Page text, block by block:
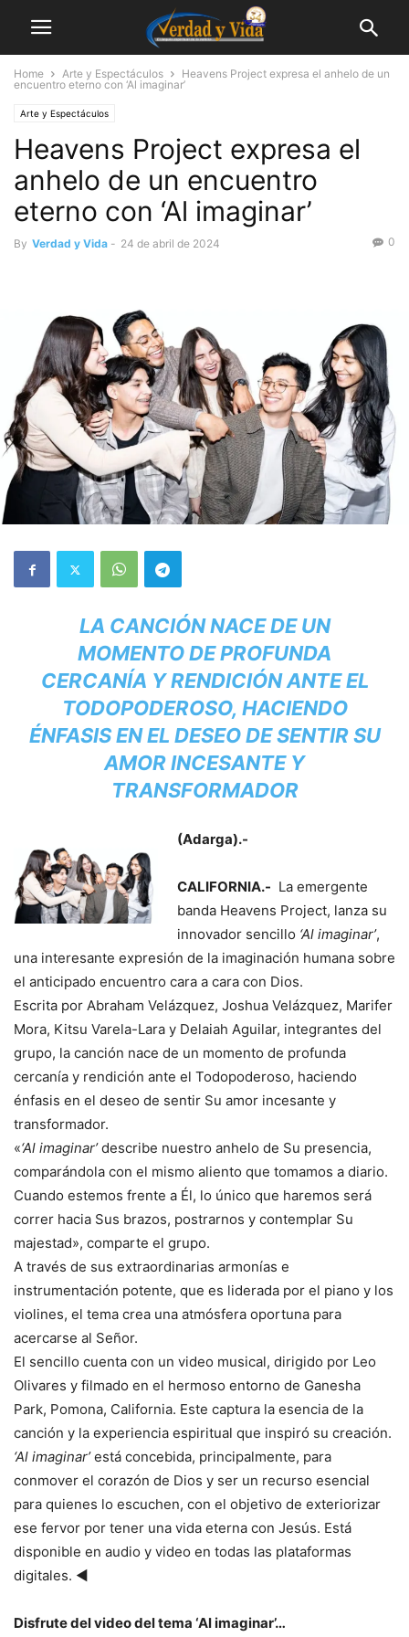
Home Arte y Espectáculos
Heavens Project expresa el anhelo de un
encuentro eterno con ‘Al imaginar’
Arte y Espectáculos
Heavens Project expresa el
anhelo de un encuentro
eterno con ‘Al imaginar’
By Verdad y Vida - 24 de abril de 2024 0
LA CANCIÓN NACE DE UN
MOMENTO DE PROFUNDA
CERCANÍA Y RENDICIÓN ANTE EL
TODOPODEROSO, HACIENDO
ÉNFASIS EN EL DESEO DE SENTIR SU
AMOR INCESANTE Y
TRANSFORMADOR
(Adarga).-
CALIFORNIA.- La emergente
banda Heavens Project, lanza su
innovador sencillo ‘Al imaginar’,
una interesante expresión de la imaginación humana sobre
el anticipado encuentro cara a cara con Dios.
Escrita por Abraham Velázquez, Joshua Velázquez, Marifer
Mora, Kitsu Varela-Lara y Delaiah Aguilar, integrantes del
grupo, la canción nace de un momento de profunda
cercanía y rendición ante el Todopoderoso, haciendo
énfasis en el deseo de sentir Su amor incesante y
transformador.
«‘Al imaginar’describe nuestro anhelo de Su presencia,
comparándola con el mismo aliento que tomamos a diario.
Cuando estemos frente a Él, lo único que haremos será
correr hacia Sus brazos, postrarnos y contemplar Su
majestad», comparte el grupo.
A través de sus extraordinarias armonías e
instrumentación potente, que es liderada por el piano y los
violines, el tema crea una atmósfera oportuna para
acercarse al Señor.
El sencillo cuenta con un video musical, dirigido por Leo
Olivares y filmado en el hermoso entorno de Ganesha
Park, Pomona, California. Este captura la esencia de la
canción y la experiencia espiritual que inspiró su creación.
‘Al imaginar’está concebida, principalmente, para
conmover el corazón de Dios y ser un recurso esencial
para quienes lo escuchen, con el objetivo de exteriorizar
ese fervor por tener una vida eterna con Jesús. Está
disponible en audio y video en todas las plataformas
digitales. ◄
Disfrute del video del tema ‘Al imaginar’…